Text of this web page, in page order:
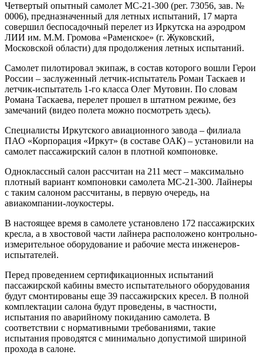
Четвертый опытный самолет МС-21-300 (рег. 73056, зав. №
0006), предназначенный для летных испытаний, 17 марта
совершил беспосадочный перелет из Иркутска на аэродром
ЛИИ им. М.М. Громова «Раменское» (г. Жуковский,
Московской области) для продолжения летных испытаний.
Самолет пилотировал экипаж, в состав которого вошли Герои
России – заслуженный летчик-испытатель Роман Таскаев и
летчик-испытатель 1-го класса Олег Мутовин. По словам
Романа Таскаева, перелет прошел в штатном режиме, без
замечаний (видео полета можно посмотреть здесь).
Специалисты Иркутского авиационного завода – филиала
ПАО «Корпорация «Иркут» (в составе ОАК) – установили на
самолет пассажирский салон в плотной компоновке.
Одноклассный салон рассчитан на 211 мест – максимально
плотный вариант компоновки самолета МС-21-300. Лайнеры
с таким салоном рассчитаны, в первую очередь, на
авиакомпании-лоукостеры.
В настоящее время в самолете установлено 172 пассажирских
кресла, а в хвостовой части лайнера расположено контрольно-
измерительное оборудование и рабочие места инженеров-
испытателей.
Перед проведением сертификационных испытаний
пассажирской кабины вместо испытательного оборудования
будут смонтированы еще 39 пассажирских кресел. В полной
комплектации салона будут проведены, в частности,
испытания по аварийному покиданию самолета. В
соответствии с нормативными требованиями, такие
испытания проводятся с минимально допустимой шириной
прохода в салоне.